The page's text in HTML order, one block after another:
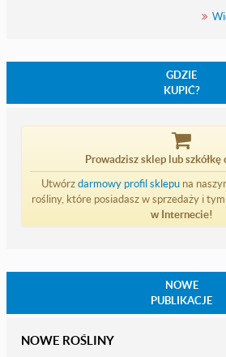
GDZIE
KUPIĆ?
Prowadzisz sklep lub szkółkę
Utwórzdarmowy profil sklepuna
rośliny, które posiadasz w sprzedaży i
w Internecie!
NOWE
PUBLIKACJE
NOWE ROŚLINY